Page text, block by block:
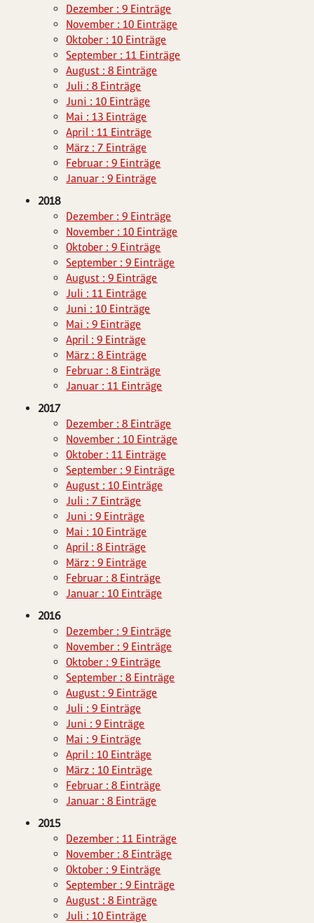
Dezember : 9 Einträge
November : 10 Einträge
Oktober : 10 Einträge
September : 11 Einträge
August : 8 Einträge
Juli : 8 Einträge
Juni : 10 Einträge
Mai : 13 Einträge
April : 11 Einträge
März : 7 Einträge
Februar : 9 Einträge
Januar : 9 Einträge
2018
Dezember : 9 Einträge
November : 10 Einträge
Oktober : 9 Einträge
September : 9 Einträge
August : 9 Einträge
Juli : 11 Einträge
Juni : 10 Einträge
Mai : 9 Einträge
April : 9 Einträge
März : 8 Einträge
Februar : 8 Einträge
Januar : 11 Einträge
2017
Dezember : 8 Einträge
November : 10 Einträge
Oktober : 11 Einträge
September : 9 Einträge
August : 10 Einträge
Juli : 7 Einträge
Juni : 9 Einträge
Mai : 10 Einträge
April : 8 Einträge
März : 9 Einträge
Februar : 8 Einträge
Januar : 10 Einträge
2016
Dezember : 9 Einträge
November : 9 Einträge
Oktober : 9 Einträge
September : 8 Einträge
August : 9 Einträge
Juli : 9 Einträge
Juni : 9 Einträge
Mai : 9 Einträge
April : 10 Einträge
März : 10 Einträge
Februar : 8 Einträge
Januar : 8 Einträge
2015
Dezember : 11 Einträge
November : 8 Einträge
Oktober : 9 Einträge
September : 9 Einträge
August : 8 Einträge
Juli : 10 Einträge